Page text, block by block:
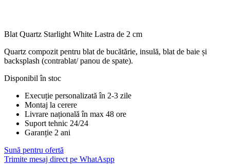
Blat Quartz Starlight White Lastra de 2 cm
Quartz compozit pentru blat de bucătărie, insulă, blat de baie și
backsplash (contrablat/ panou de spate).
Disponibil în stoc
Execuție personalizată în 2-3 zile
Montaj la cerere
Livrare națională în max 48 ore
Suport tehnic 24/24
Garanție 2 ani
Sună pentru ofertă
Trimite mesaj direct pe WhatAspp